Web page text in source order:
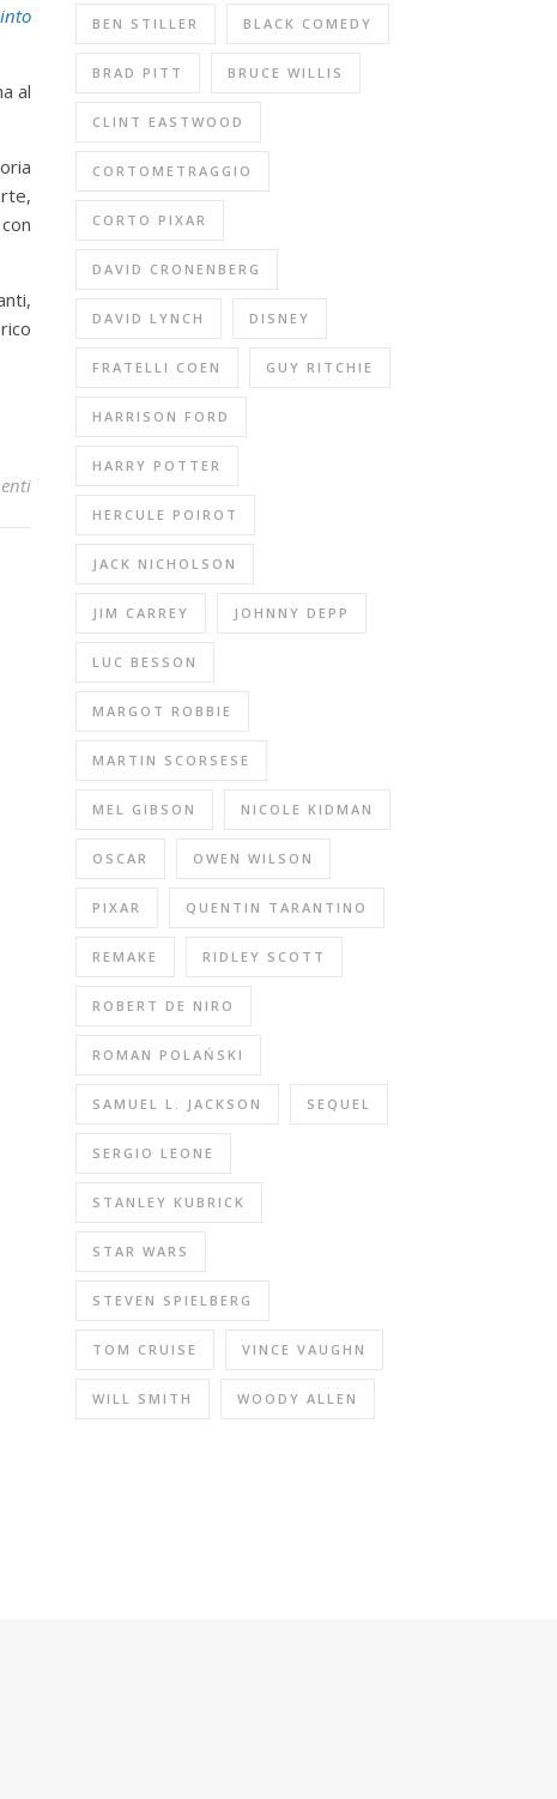
al
BEN STILLER BLACK COMEDY
BRAD PITT BRUCE WILLIS
CLINT EASTWOOD
CORTOMETRAGGIO
CORTO PIXAR
DAVID CRONENBERG
DAVID LYNCH DISNEY
FRATELLI COEN GUY RITCHIE
HARRISON FORD
HARRY POTTER
HERCULE POIROT
JACK NICHOLSON
JIM CARREY JOHNNY DEPP
LUC BESSON
MARGOT ROBBIE
MARTIN SCORSESE
MEL GIBSON NICOLE KIDMAN
OSCAR OWEN WILSON
PIXAR QUENTIN TARANTINO
REMAKE RIDLEY SCOTT
ROBERT DE NIRO
ROMAN POLAŃSKI
SAMUEL L. JACKSON SEQUEL
SERGIO LEONE
STANLEY KUBRICK
STAR WARS
STEVEN SPIELBERG
TOM CRUISE VINCE VAUGHN
WILL SMITH WOODY ALLEN